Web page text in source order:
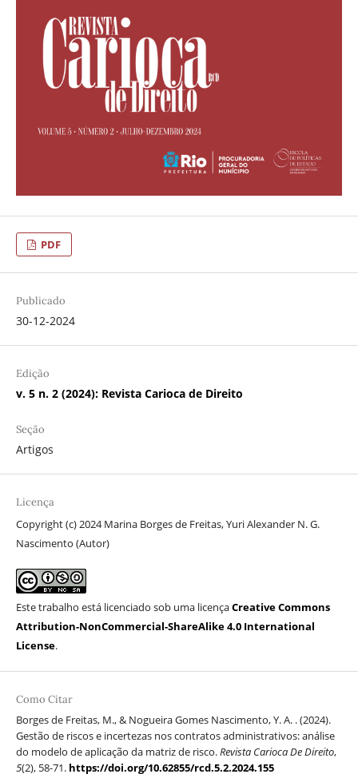
PDF
Publicado
30-12-2024
Edição
v. 5 n. 2 (2024): Revista Carioca de Direito
Seção
Artigos
Licença
Copyright (c) 2024 Marina Borges de Freitas, Yuri Alexander N. G.
Nascimento (Autor)
Este trabalho está licenciado sob uma licençaCreative Commons
Attribution-NonCommercial-ShareAlike 4.0 International
License.
Como Citar
Borges de Freitas, M., & Nogueira Gomes Nascimento, Y. A. . (2024).
Gestão de riscos e incertezas nos contratos administrativos: análise
do modelo de aplicação da matriz de risco.Revista Carioca De Direito,
5(2), 58-71. https://doi.org/10.62855/rcd.5.2.2024.155